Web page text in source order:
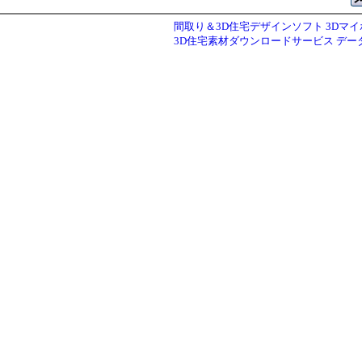
間取り＆3D住宅デザインソフト 3Dマ
3D住宅素材ダウンロードサービス デー